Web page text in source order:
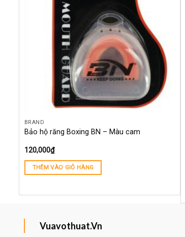
BRAND
Bảo hộ răng Boxing BN – Màu cam
120,000₫
THÊM VÀO GIỎ HÀNG
Vuavothuat.Vn